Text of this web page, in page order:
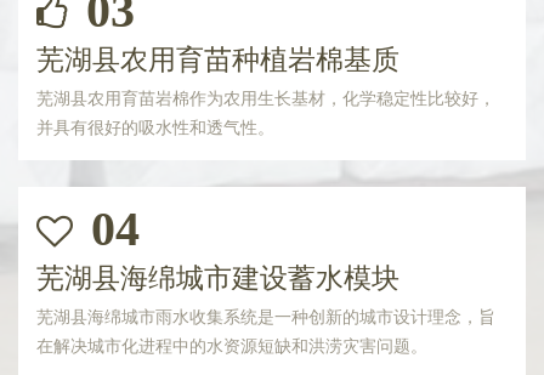
芜湖县农用育苗种植岩棉基质
芜湖县农用育苗岩棉作为农用生长基材，化学稳定性比较好，
并具有很好的吸水性和透气性。
04
芜湖县海绵城市建设蓄水模块
芜湖县海绵城市雨水收集系统是一种创新的城市设计理念，旨
在解决城市化进程中的水资源短缺和洪涝灾害问题。